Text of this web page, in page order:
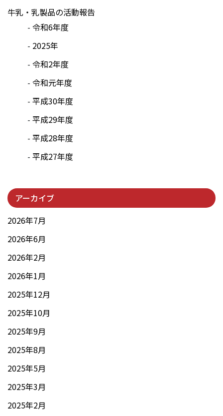
牛乳・乳製品の活動報告
令和6年度
2025年
令和2年度
令和元年度
平成30年度
平成29年度
平成28年度
平成27年度
アーカイブ
2026年7月
2026年6月
2026年2月
2026年1月
2025年12月
2025年10月
2025年9月
2025年8月
2025年5月
2025年3月
2025年2月